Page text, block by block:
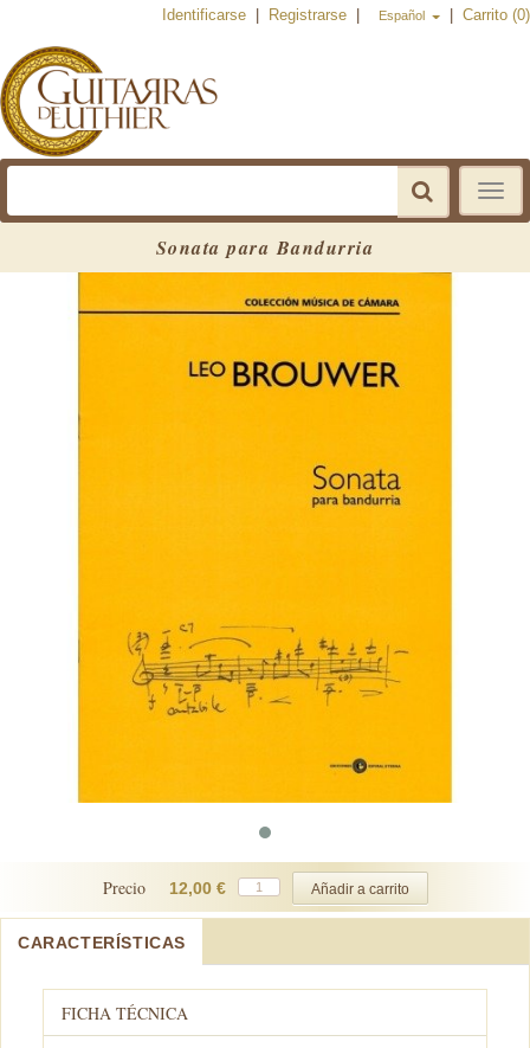
Identificarse Registrarse Español Carrito (0)
Toggle
Sonata para Bandurria
Precio 12,00 €
CARACTERÍSTICAS
FICHA TÉCNICA